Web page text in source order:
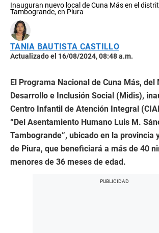
Inauguran nuevo local de Cuna Más en el
Tambogrande, en Piura
TANIA BAUTISTA CASTILLO
Actualizado el 16/08/2024, 08:48 a.m.
El Programa Nacional de Cuna Más, del
Desarrollo e Inclusión Social (Midis),
Centro Infantil de Atención Integral
“Del Asentamiento Humano Luis M.
Tambogrande”, ubicado en la provincia
de Piura, que beneficiará a más de 40
menores de 36 meses de edad.